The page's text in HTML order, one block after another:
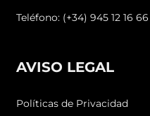
Teléfono: (+34) 945 12 16 66
AVISO LEGAL
Políticas de Privacidad